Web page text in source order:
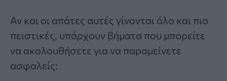
Αν και οι απάτες αυτές γίνονται όλο και πιο
πειστικές, υπάρχουν βήματα που μπορείτε
να ακολουθήσετε για να παραμείνετε
ασφαλείς: